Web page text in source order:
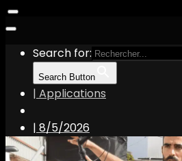
Search for:
Search Button
| Applications
| 8/5/2026